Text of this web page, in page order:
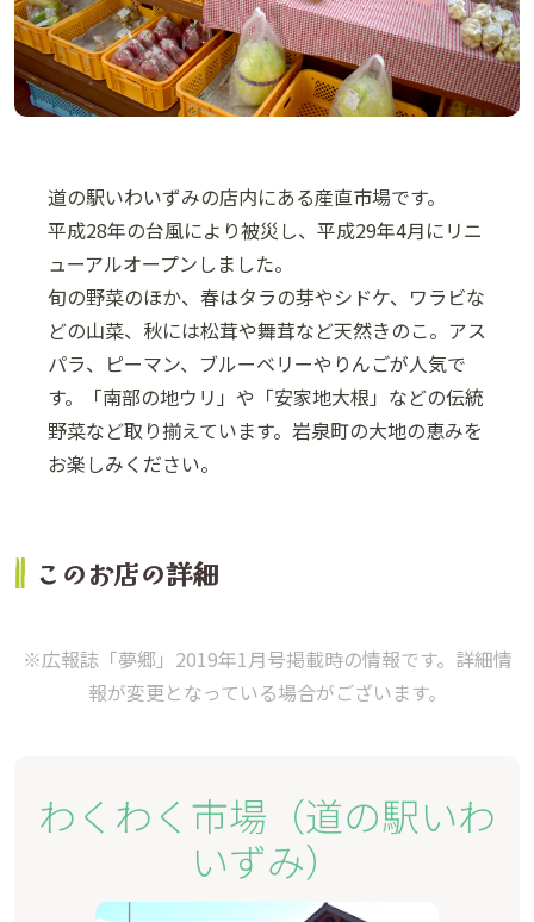
道の駅いわいずみの店内にある産直市場です。
平成28年の台風により被災し、平成29年4月にリニ
ューアルオープンしました。
旬の野菜のほか、春はタラの芽やシドケ、ワラビな
どの山菜、秋には松茸や舞茸など天然きのこ。アス
パラ、ピーマン、ブルーベリーやりんごが人気で
す。「南部の地ウリ」や「安家地大根」などの伝統
野菜など取り揃えています。岩泉町の大地の恵みを
お楽しみください。
このお店の詳細
※広報誌「夢郷」2019年1月号掲載時の情報です。詳細情
報が変更となっている場合がございます。
わくわく市場（道の駅いわ
いずみ）